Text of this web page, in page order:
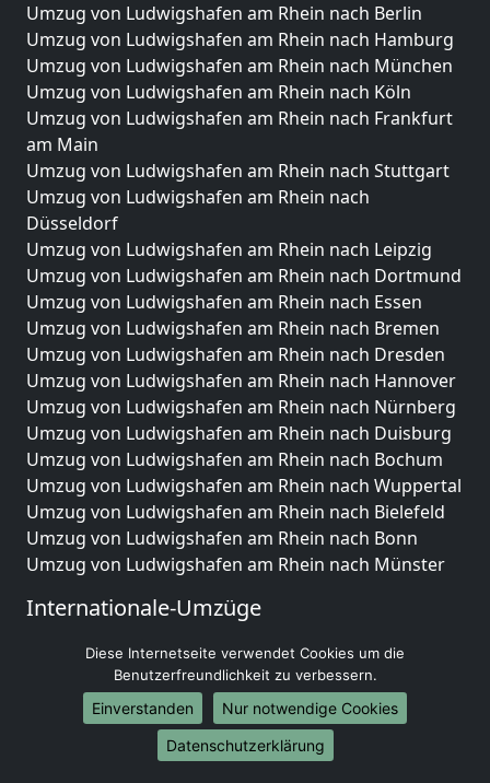
Umzug von Ludwigshafen am Rhein nach Berlin
Umzug von Ludwigshafen am Rhein nach Hamburg
Umzug von Ludwigshafen am Rhein nach München
Umzug von Ludwigshafen am Rhein nach Köln
Umzug von Ludwigshafen am Rhein nach Frankfurt
am Main
Umzug von Ludwigshafen am Rhein nach Stuttgart
Umzug von Ludwigshafen am Rhein nach
Düsseldorf
Umzug von Ludwigshafen am Rhein nach Leipzig
Umzug von Ludwigshafen am Rhein nach Dortmund
Umzug von Ludwigshafen am Rhein nach Essen
Umzug von Ludwigshafen am Rhein nach Bremen
Umzug von Ludwigshafen am Rhein nach Dresden
Umzug von Ludwigshafen am Rhein nach Hannover
Umzug von Ludwigshafen am Rhein nach Nürnberg
Umzug von Ludwigshafen am Rhein nach Duisburg
Umzug von Ludwigshafen am Rhein nach Bochum
Umzug von Ludwigshafen am Rhein nach Wuppertal
Umzug von Ludwigshafen am Rhein nach Bielefeld
Umzug von Ludwigshafen am Rhein nach Bonn
Umzug von Ludwigshafen am Rhein nach Münster
Internationale-Umzüge
Umzug von Ludwigshafen am Rhein nach Brasilien
Umzug von Ludwigshafen am Rhein nach Brunei
Darussalam
Umzug von Ludwigshafen am Rhein nach Burkina
Diese Internetseite verwendet Cookies um die
Benutzerfreundlichkeit zu verbessern.
Einverstanden
Nur notwendige Cookies
Datenschutzerklärung